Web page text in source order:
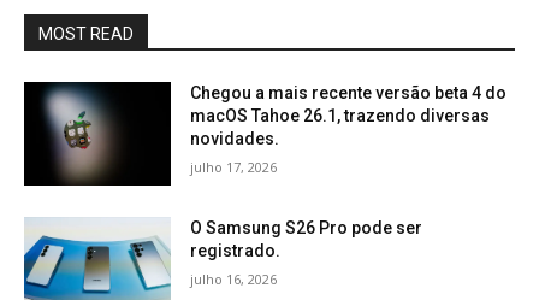
MOST READ
Chegou a mais recente versão beta 4 do
macOS Tahoe 26.1, trazendo diversas
novidades.
julho 17, 2026
O Samsung S26 Pro pode ser
registrado.
julho 16, 2026